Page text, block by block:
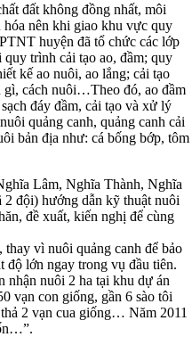
đất không đồng nhất, môi
nên khi giao khu vực quy
huyện đã tổ chức các lớp
trình cải tạo ao, đầm; quy
kế ao nuôi, ao lắng; cải tạo
gì, cách nuôi…Theo đó, ao đầm
đáy đầm, cải tạo và xử lý
quảng canh, quảng canh cải
bản địa như: cá bống bớp, tôm
Lâm, Nghĩa Thành, Nghĩa
đội) hướng dẫn kỹ thuật nuôi
đề xuất, kiến nghị để cùng
vì nuôi quảng canh để bảo
độ lớn ngay trong vụ đầu tiên.
nuôi 2 ha tại khu dự án
vạn con giống, gần 6 sào tôi
2 vạn cua giống… Năm 2011